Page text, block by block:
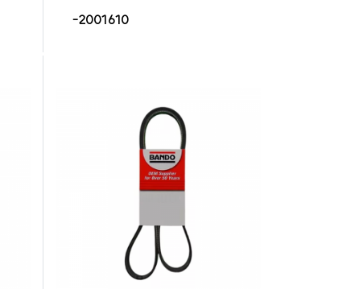
-2001610